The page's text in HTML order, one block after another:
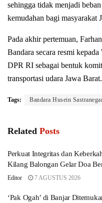
sehingga tidak menjadi
kemudahan bagi masyarakat
Pada akhir pertemuan,
Bandara secara resmi
DPR RI sebagai bentuk
transportasi udara Jawa Barat.
Tags: Bandara Husein
Related Posts
Perkuat Integritas dan
Kilang Balongan Gelar Doa
Editor 7 AGUSTUS 2026
‘Pak Ogah’ di Banjar